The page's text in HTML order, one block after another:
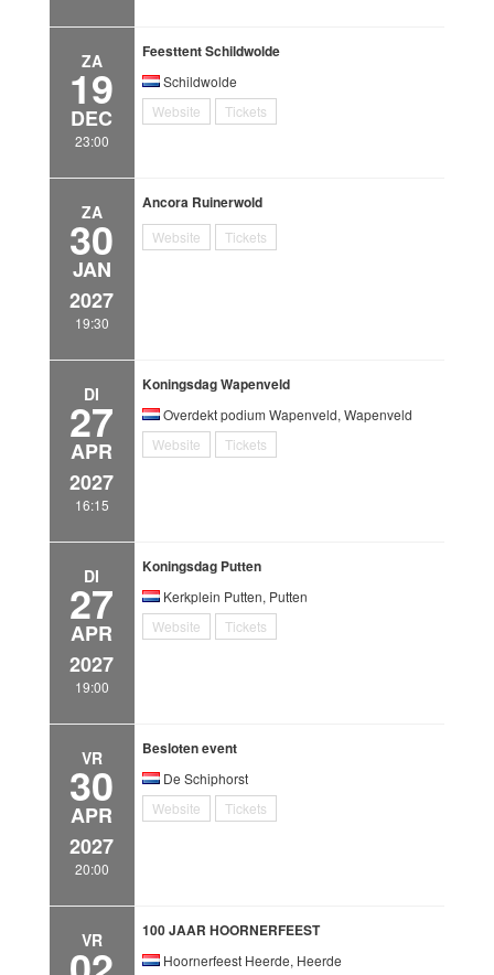
ZA
19
DEC
23:00
Feesttent Schildwolde
Schildwolde
Website
Tickets
ZA
30
JAN
2027
19:30
Ancora Ruinerwold
Website Tickets
DI
27
APR
2027
16:15
Koningsdag Wapenveld
Overdekt podium Wapenveld, Wapenveld
Website
Tickets
DI
27
APR
2027
19:00
Koningsdag Putten
Kerkplein Putten, Putten
Website
Tickets
VR
30
APR
2027
20:00
Besloten event
De Schiphorst
Website
Tickets
VR 100 JAAR HOORNERFEEST
Hoornerfeest Heerde, Heerde